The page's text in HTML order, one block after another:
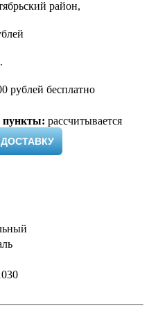
район,
рублей бесплатно
пункты: рассчитывается